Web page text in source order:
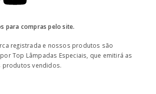
para compras pelo site.
registrada e nossos produtos são
Top Lâmpadas Especiais, que emitirá as
produtos vendidos.